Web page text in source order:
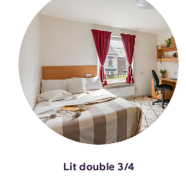
Lit double 3/4